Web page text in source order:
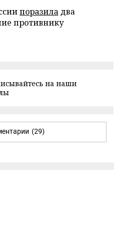
поразила два
противнику
на наши
(29)